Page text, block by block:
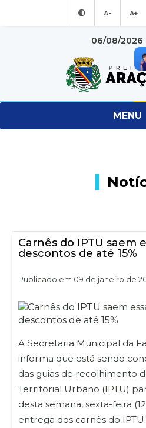
A- A+
06/08/2026
MENU
Carnês do IPTU saem
descontos de até 15%
Publicado em 09 de janeiro de
A Secretaria Municipal da
informa que está sendo
das guias de recolhimento
Territorial Urbano (IPTU)
desta semana, sexta-feira
entrega dos carnês do IPTU